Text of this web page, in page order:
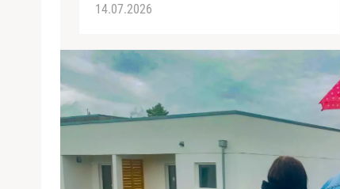
14.07.2026